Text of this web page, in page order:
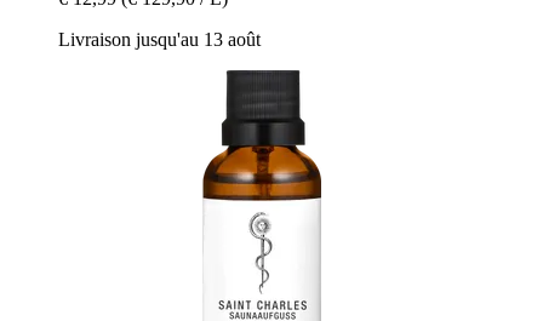
Livraison jusqu'au 13 août